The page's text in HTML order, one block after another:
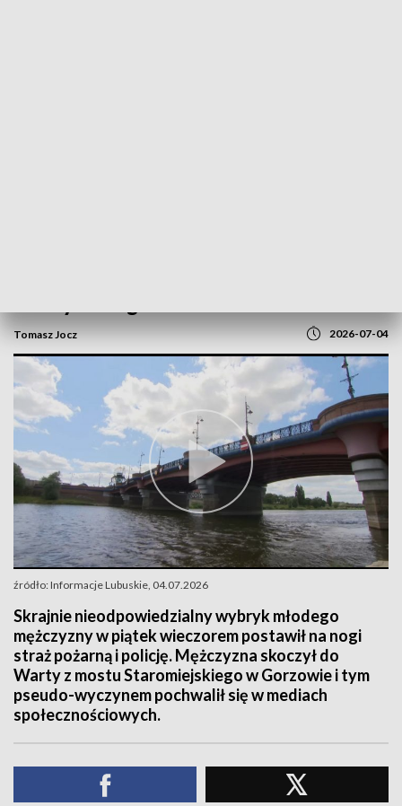
Tomasz Jocz 2026-07-04
źródło: Informacje Lubuskie, 04.07.2026
Skrajnie nieodpowiedzialny wybryk młodego
mężczyzny w piątek wieczorem postawił na nogi
straż pożarną i policję. Mężczyzna skoczył do
Warty z mostu Staromiejskiego w Gorzowie i tym
pseudo-wyczynem pochwalił się w mediach
społecznościowych.